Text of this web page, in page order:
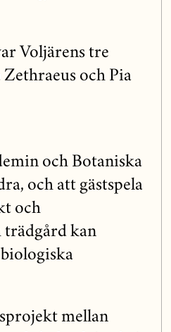
Voljärens tre
och Pia
och Botaniska
och att gästspela
och
trädgård kan
mellan